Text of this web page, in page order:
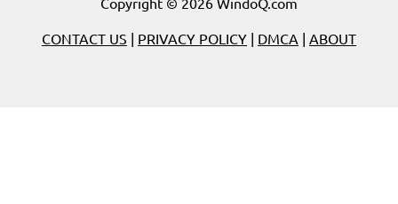
CONTACT US | PRIVACY POLICY | DMCA | ABOUT